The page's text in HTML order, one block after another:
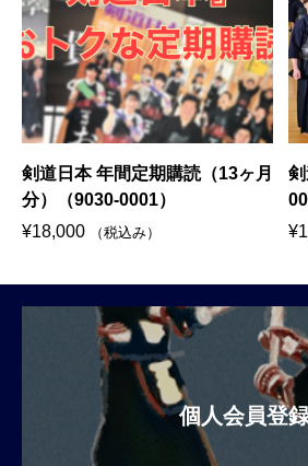
剣道日本 年間定期購読（13ヶ月
分）（9030-0001）
¥18,000 （税込み）
¥
個人会員登